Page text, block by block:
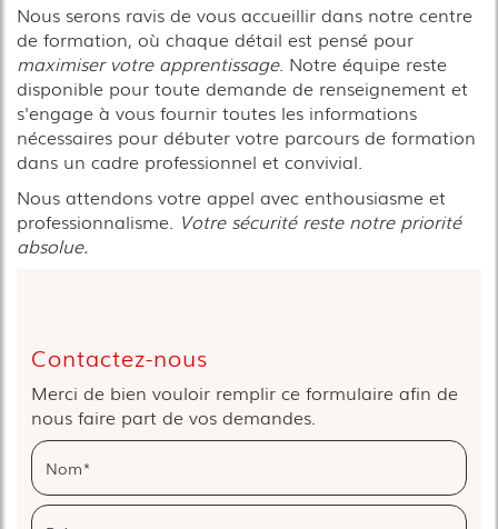
Nous serons ravis de vous accueillir dans notre centre
de formation, où chaque détail est pensé pour
maximiser votre apprentissage. Notre équipe reste
disponible pour toute demande de renseignement et
s'engage à vous fournir toutes les informations
nécessaires pour débuter votre parcours de formation
dans un cadre professionnel et convivial.
Nous attendons votre appel avec enthousiasme et
professionnalisme. Votre sécurité reste notre priorité
absolue.
Contactez-nous
Merci de bien vouloir remplir ce formulaire afin de
nous faire part de vos demandes.